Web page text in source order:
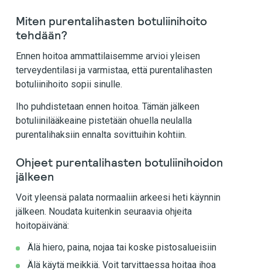
Miten purentalihasten botuliinihoito
tehdään?
Ennen hoitoa ammattilaisemme arvioi yleisen
terveydentilasi ja varmistaa, että purentalihasten
botuliinihoito sopii sinulle.
Iho puhdistetaan ennen hoitoa. Tämän jälkeen
botuliinilääkeaine pistetään ohuella neulalla
purentalihaksiin ennalta sovittuihin kohtiin.
Ohjeet purentalihasten botuliinihoidon
jälkeen
Voit yleensä palata normaaliin arkeesi heti käynnin
jälkeen. Noudata kuitenkin seuraavia ohjeita
hoitopäivänä:
Älä hiero, paina, nojaa tai koske pistosalueisiin
Älä käytä meikkiä. Voit tarvittaessa hoitaa ihoa